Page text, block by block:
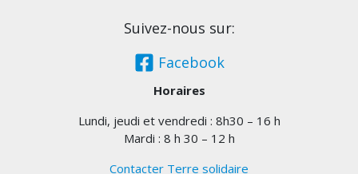
Suivez-nous sur:
Facebook
Horaires
Lundi, jeudi et vendredi : 8h30 – 16 h
Mardi : 8 h 30 – 12 h
Contacter Terre solidaire